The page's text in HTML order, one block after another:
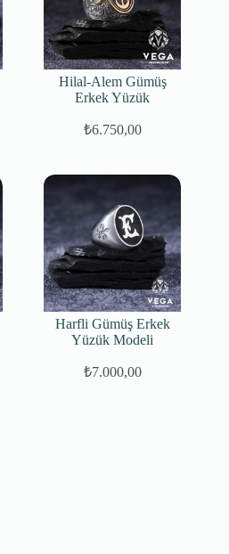
Hilal-Alem Gümüş
Erkek Yüzük
₺6.750,00
Harfli Gümüş Erkek
Yüzük Modeli
₺7.000,00